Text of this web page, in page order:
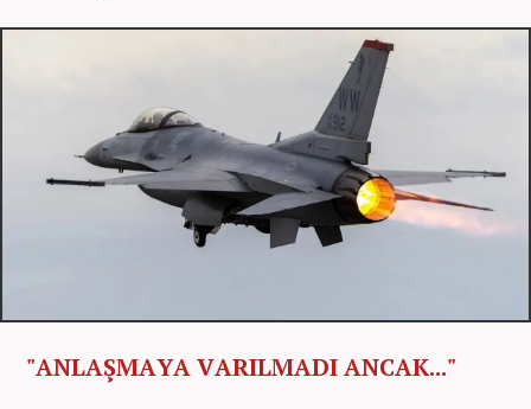
"ANLAŞMAYA VARILMADI ANCAK..."